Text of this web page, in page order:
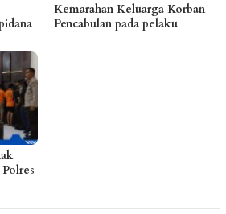
Kemarahan Keluarga Korban
Pencabulan pada pelaku